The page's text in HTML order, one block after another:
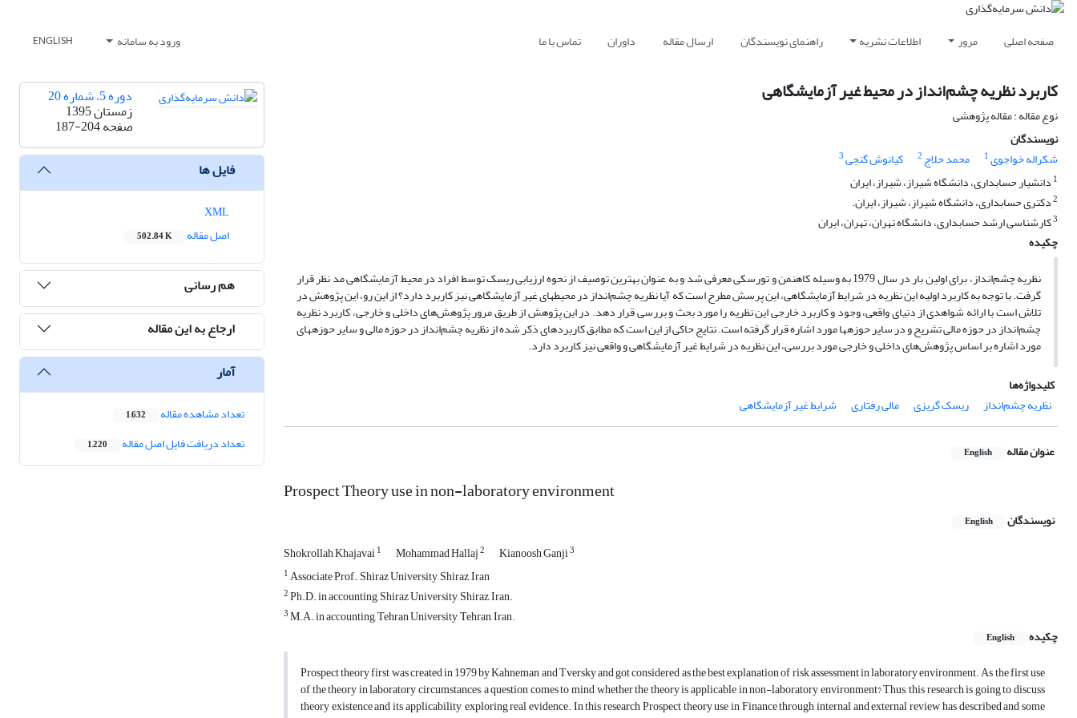
صفحه اصلی مرور اطلاعات نشریه راهنمای نویسندگان ارسال مقاله داوران تماس با ما ورود به سامانه ENGLISH
کاربرد نظریه چشم‌انداز در محیط غیر آزمایشگاهی
نوع مقاله : مقاله پژوهشی
نویسندگان
شکراله خواجوی1 محمد حلاج 2 کیانوش گنجی3
1 دانشیار حسابداری، دانشگاه شیراز، شیراز، ایران
2دکتری حسابداری، دانشگاه شیراز، شیراز، ایران.
3کارشناسی ارشد حسابداری، دانشگاه تهران، تهران، ایران
چکیده
نظریه چشم‌انداز، برای اولین بار در سال 1979 به وسیله کاهنمن و تورسکی معرفی شد و به عنوان بهترین توصیف از نحوه ارزیابی ریسک توسط افراد در محیط آزمایشگاهی مد نظر قرار
گرفت. با توجه به کاربرد اولیه این نظریه در شرایط آزمایشگاهی، این پرسش مطرح است که آیا نظریه چشم‌انداز در محیط­های غیر آزمایشگاهی نیز کاربرد دارد؟ از این رو، این پژوهش در
تلاش است با ارائه شواهدی از دنیای واقعی، وجود و کاربرد خارجی این نظریه را مورد بحث و بررسی قرار دهد. در این پژوهش از طریق مرور پژوهش‌های داخلی و خارجی، کاربرد نظریه
چشم‌انداز در حوزه مالی تشریح و در سایر حوزه­ها مورد اشاره قرار گرفته است. نتایج حاکی از این است که مطابق کاربرد­های ذکر شده از نظریه چشم‌انداز در حوزه مالی و سایر حوزه­های
مورد اشاره بر اساس پژوهش‌های داخلی و خارجی مورد بررسی، این نظریه در شرایط غیر آزمایشگاهی و واقعی نیز کاربرد دارد.
کلیدواژه‌ها
نظریه چشم‌انداز
ریسک گریزی مالی رفتاری شرایط غیر آزمایشگاهی
عنوان مقاله English
Prospect Theory use in non-laboratory environment
نویسندگان English
Shokrollah Khajavai1 Mohammad Hallaj2 Kianoosh Ganji3
1Associate Prof., Shiraz University, Shiraz, Iran
2Ph.D. in accounting, Shiraz University, Shiraz, Iran.
3M.A. in accounting, Tehran University, Tehran, Iran.
چکیده
English
Prospect theory first was created in 1979 by Kahneman and Tversky and got considered as the best explanation of risk assessment in laboratory environment. As the first use
of the theory in laboratory circumstances, a question comes to mind whether the theory is applicable in non-laboratory environment? Thus, this research is going to discuss
theory existence and its applicability, exploring real evidence. In this research Prospect theory use in Finance through internal and external review has described and some
دوره 5، شماره 20
زمستان 1395
صفحه187-204
فایل ها
اصل مقاله
502.84 K
هم رسانی
ارجاع به این مقاله
آمار
تعداد مشاهده مقاله 1,632
تعداد دریافت فایل اصل مقاله 1,220